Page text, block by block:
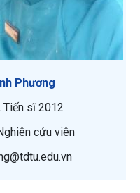
Phương
Tiến sĩ 2012
cứu viên